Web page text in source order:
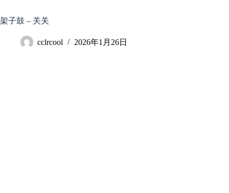
至
内
架子鼓 – 关关
cclrcool 2026年1月26日